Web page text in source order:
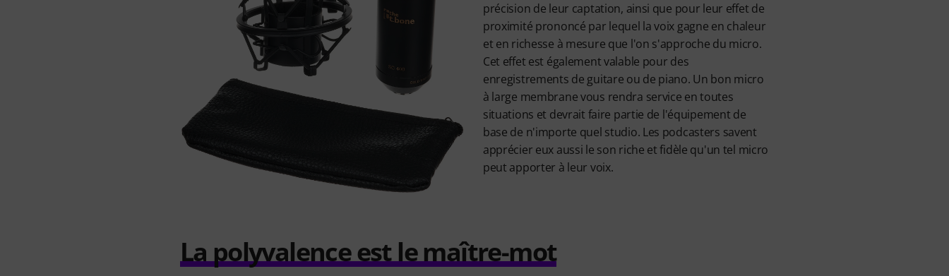
précision de leur captation, ainsi que pour leur effet de
proximité prononcé par lequel la voix gagne en chaleur
et en richesse à mesure que l'on s'approche du micro.
Cet effet est également valable pour des
enregistrements de guitare ou de piano. Un bon micro
à large membrane vous rendra service en toutes
situations et devrait faire partie de l'équipement de
base de n'importe quel studio. Les podcasters savent
apprécier eux aussi le son riche et fidèle qu'un tel micro
peut apporter à leur voix.
La polyvalence est le maître-mot